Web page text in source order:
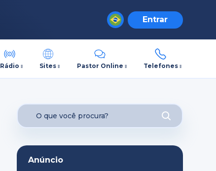
Entrar
Rádio Sites Pastor Online Telefones
Anúncio